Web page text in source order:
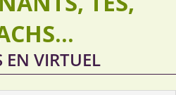
EN VIRTUEL